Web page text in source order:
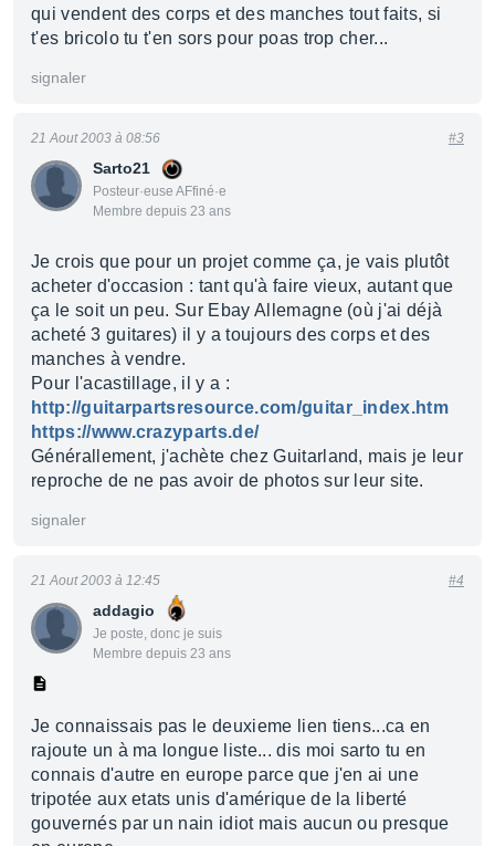
qui vendent des corps et des manches tout faits, si
t'es bricolo tu t'en sors pour poas trop cher...
signaler
Sarto21
Posteur·euse AFfiné·e
Membre depuis 23 ans
21 Aout 2003 à 08:56 #3
Je crois que pour un projet comme ça, je vais plutôt
acheter d'occasion : tant qu'à faire vieux, autant que
ça le soit un peu. Sur Ebay Allemagne (où j'ai déjà
acheté 3 guitares) il y a toujours des corps et des
manches à vendre.
Pour l'acastillage, il y a :
http://guitarpartsresource.com/guitar_index.htm
https://www.crazyparts.de/
Générallement, j'achète chez Guitarland, mais je leur
reproche de ne pas avoir de photos sur leur site.
signaler
addagio
Je poste, donc je suis
Membre depuis 23 ans
21 Aout 2003 à 12:45 #4
Je connaissais pas le deuxieme lien tiens...ca en
rajoute un à ma longue liste... dis moi sarto tu en
connais d'autre en europe parce que j'en ai une
tripotée aux etats unis d'amérique de la liberté
gouvernés par un nain idiot mais aucun ou presque